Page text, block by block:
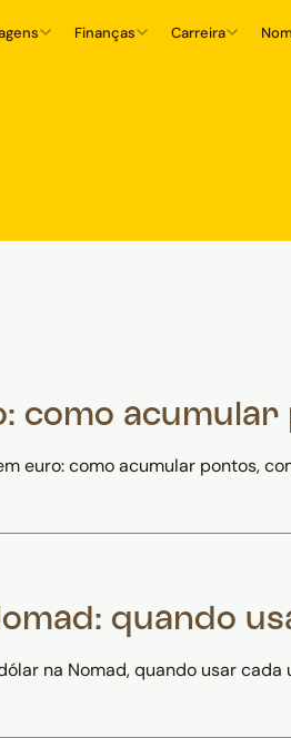
Finanças Carreira
como
euro: como acumular pontos,
quando
na Nomad, quando usar